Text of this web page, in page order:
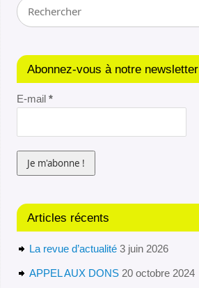
Abonnez-vous à notre newsletter
E-mail *
Articles récents
La revue d’actualité 3 juin 2026
APPEL AUX DONS 20 octobre 2024